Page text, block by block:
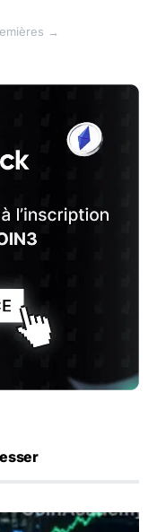
→
en juillet, les